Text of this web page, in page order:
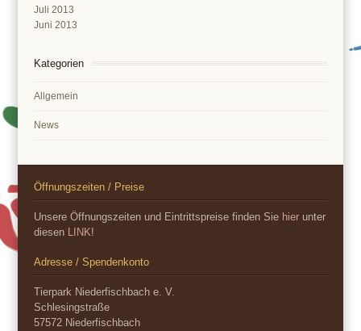
Juli 2013
Juni 2013
Kategorien
Allgemein
News
Öffnungszeiten / Preise
Unsere Öffnungszeiten und Eintrittspreise finden Sie hier unter
diesen LINK!
Adresse / Spendenkonto
Tierpark Niederfischbach e. V.
Schlesingstraße
57572 Niederfischbach